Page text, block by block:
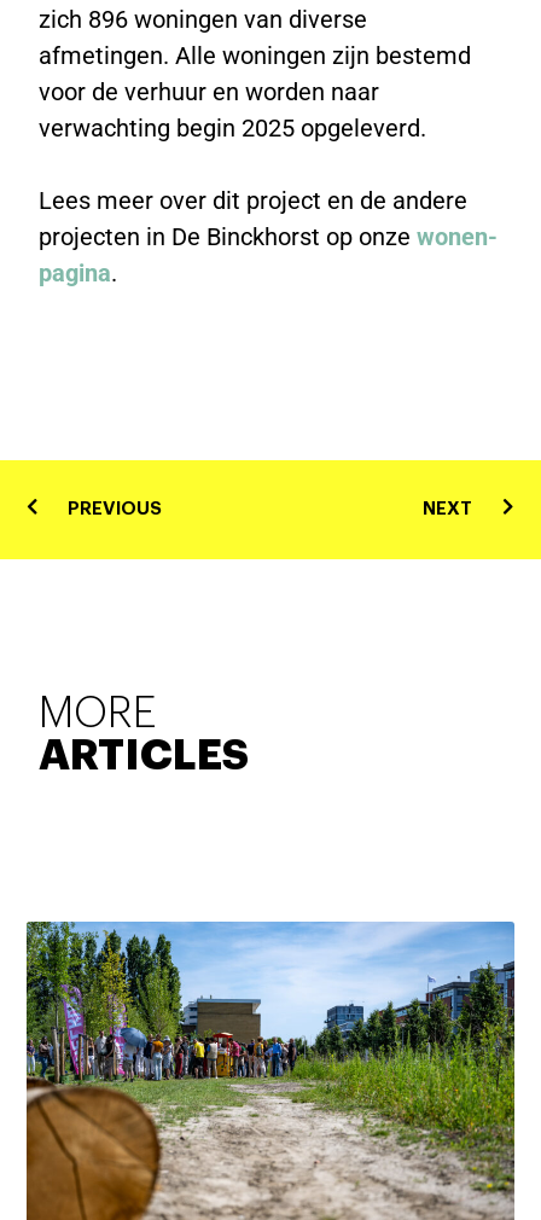
zich 896 woningen van diverse
afmetingen. Alle woningen zijn bestemd
voor de verhuur en worden naar
verwachting begin 2025 opgeleverd.
Lees meer over dit project en de andere
projecten in De Binckhorst op onzewonen-
pagina.
PREVIOUS NEXT
MORE
ARTICLES